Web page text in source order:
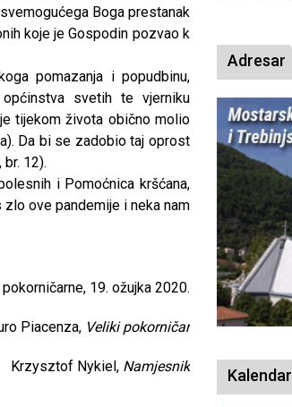
Boga prestanak
koje je Gospodin pozvao k
pomazanja i popudbinu,
svetih te vjerniku
tijekom života obično molio
Da bi se zadobio taj oprost
, br. 12).
i Pomoćnica kršćana,
ove pandemije i neka nam
19. ožujka 2020.
Piacenza, Veliki pokorničar
Krzysztof Nykiel, Namjesnik
Adresar
Kalendar